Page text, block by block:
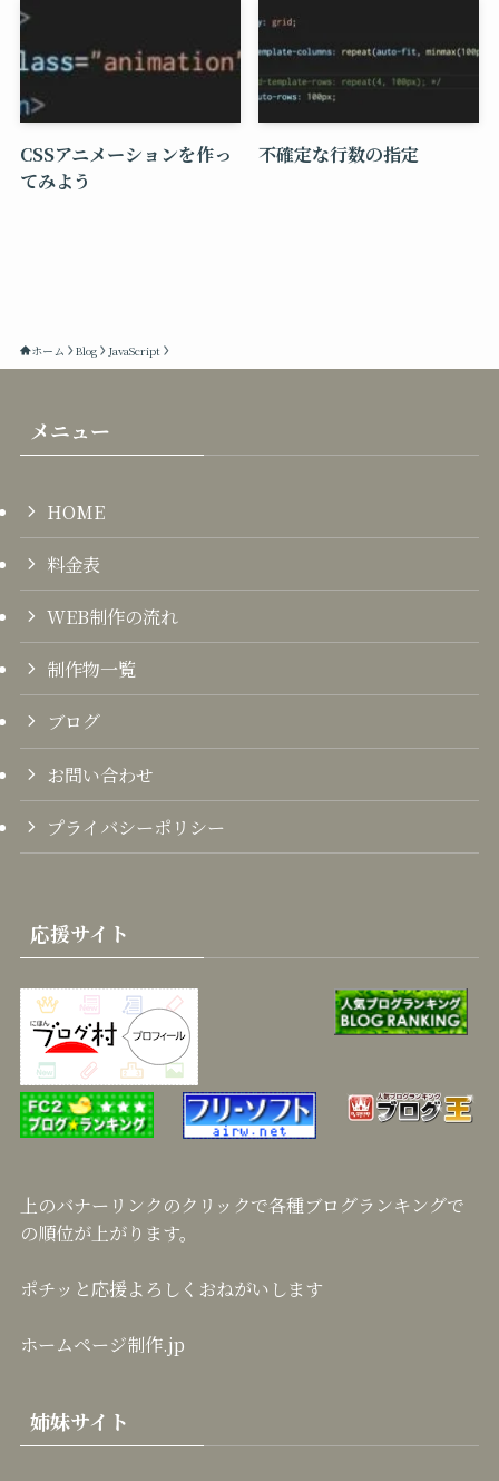
CSSアニメーションを作っ
てみよう
不確定な行数の指定
ホーム Blog JavaScript
メニュー
HOME
料金表
WEB制作の流れ
制作物一覧
ブログ
お問い合わせ
プライバシーポリシー
応援サイト
上のバナーリンクのクリックで各種ブログランキングで
の順位が上がります。
ポチッと応援よろしくおねがいします
ホームページ制作.jp
姉妹サイト